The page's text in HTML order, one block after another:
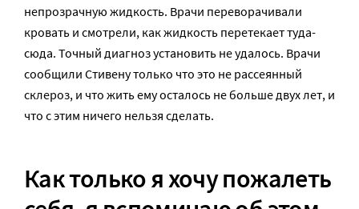
непрозрачную жидкость. Врачи переворачивали
кровать и смотрели, как жидкость перетекает туда-
сюда. Точный диагноз установить не удалось. Врачи
сообщили Стивену только что это не рассеянный
склероз, и что жить ему осталось не больше двух лет, и
что с этим ничего нельзя сделать.
Как только я хочу пожалеть